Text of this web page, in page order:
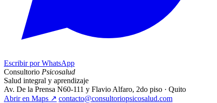
Escribir por WhatsApp
Consultorio Psicosalud
Salud integral y aprendizaje
Av. De la Prensa N60-111 y Flavio Alfaro, 2do piso · Quito
Abrir en Maps ↗ contacto@consultoriopsicosalud.com